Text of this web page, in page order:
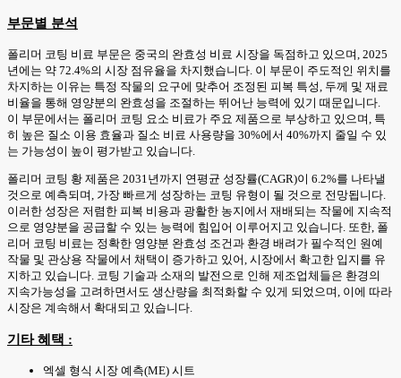
부문별 분석
폴리머 코팅 비료 부문은 중국의 완효성 비료 시장을 독점하고 있으며, 2025
년에는 약 72.4%의 시장 점유율을 차지했습니다. 이 부문이 주도적인 위치를
차지하는 이유는 특정 작물의 요구에 맞추어 조정된 피복 특성, 두께 및 재료
비율을 통해 영양분의 완효성을 조절하는 뛰어난 능력에 있기 때문입니다.
이 부문에서는 폴리머 코팅 요소 비료가 주요 제품으로 부상하고 있으며, 특
히 높은 질소 이용 효율과 질소 비료 사용량을 30%에서 40%까지 줄일 수 있
는 가능성이 높이 평가받고 있습니다.
폴리머 코팅 황 제품은 2031년까지 연평균 성장률(CAGR)이 6.2%를 나타낼
것으로 예측되며, 가장 빠르게 성장하는 코팅 유형이 될 것으로 전망됩니다.
이러한 성장은 저렴한 피복 비용과 광활한 농지에서 재배되는 작물에 지속적
으로 영양분을 공급할 수 있는 능력에 힘입어 이루어지고 있습니다. 또한, 폴
리머 코팅 비료는 정확한 영양분 완효성 조건과 환경 배려가 필수적인 원예
작물 및 관상용 작물에서 채택이 증가하고 있어, 시장에서 확고한 입지를 유
지하고 있습니다. 코팅 기술과 소재의 발전으로 인해 제조업체들은 환경의
지속가능성을 고려하면서도 생산량을 최적화할 수 있게 되었으며, 이에 따라
시장은 계속해서 확대되고 있습니다.
기타 혜택 :
엑셀 형식 시장 예측(ME) 시트